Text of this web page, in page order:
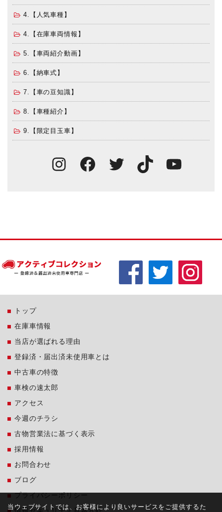
4.【人気車種】
4.【在庫車両情報】
5.【車両紹介動画】
6.【納車式】
7.【車の豆知識】
8.【車種紹介】
9.【限定目玉車】
Instagram
Facebook
TwitterTikTok
トップ
在庫車情報
当店が選ばれる理由
登録済・届出済未使用車とは
中古車の特徴
車検の速太郎
アクセス
今週のチラシ
古物営業法に基づく表示
採用情報
お問合わせ
ブログ
プライバシーポリシー
当ウェブサイトでは、お客様により良いサービスをご提供するた